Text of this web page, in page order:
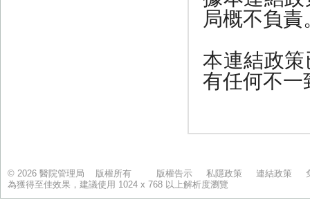
© 2026 醫院管理局 版權所有 版權告示 私隱政策 連結政策
為獲得至佳效果，建議使用 1024 x 768 以上解析度瀏覽